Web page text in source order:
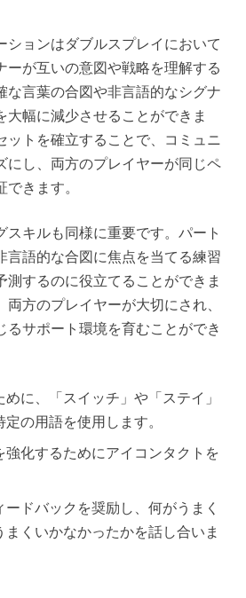
ションはダブルスプレイにおいて
ーが互いの意図や戦略を理解する
な言葉の合図や非言語的なシグナ
大幅に減少させることができま
ットを確立することで、コミュニ
にし、両方のプレイヤーが同じペ
きます。
スキルも同様に重要です。パート
言語的な合図に焦点を当てる練習
測するのに役立てることができま
方のプレイヤーが大切にされ、
るサポート環境を育むことができ
に、「スイッチ」や「ステイ」
の用語を使用します。
強化するためにアイコンタクトを
ドバックを奨励し、何がうまく
まくいかなかったかを話し合いま